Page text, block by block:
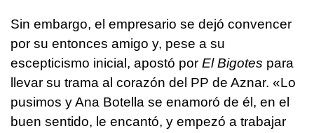
Sin embargo, el empresario se dejó convencer
por su entonces amigo y, pese a su
escepticismo inicial, apostó por El Bigotes para
llevar su trama al corazón del PP de Aznar. «Lo
pusimos y Ana Botella se enamoró de él, en el
buen sentido, le encantó, y empezó a trabajar